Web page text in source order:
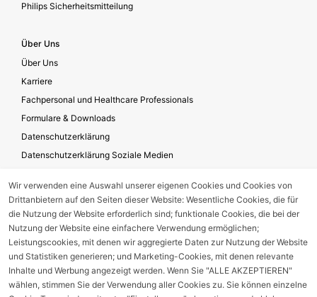
Philips Sicherheitsmitteilung
Über Uns
Über Uns
Karriere
Fachpersonal und Healthcare Professionals
Formulare & Downloads
Datenschutzerklärung
Datenschutzerklärung Soziale Medien
Impressum
Unternehmensverantwortung
Gerätestörung melden
Nebenwirkungsmeldung
Wir verwenden eine Auswahl unserer eigenen Cookies und Cookies von
Drittanbietern auf den Seiten dieser Website: Wesentliche Cookies, die für
die Nutzung der Website erforderlich sind; funktionale Cookies, die bei der
Nutzung der Website eine einfachere Verwendung ermöglichen;
Leistungscookies, mit denen wir aggregierte Daten zur Nutzung der Website
und Statistiken generieren; und Marketing-Cookies, mit denen relevante
Inhalte und Werbung angezeigt werden. Wenn Sie "ALLE AKZEPTIEREN"
wählen, stimmen Sie der Verwendung aller Cookies zu. Sie können einzelne